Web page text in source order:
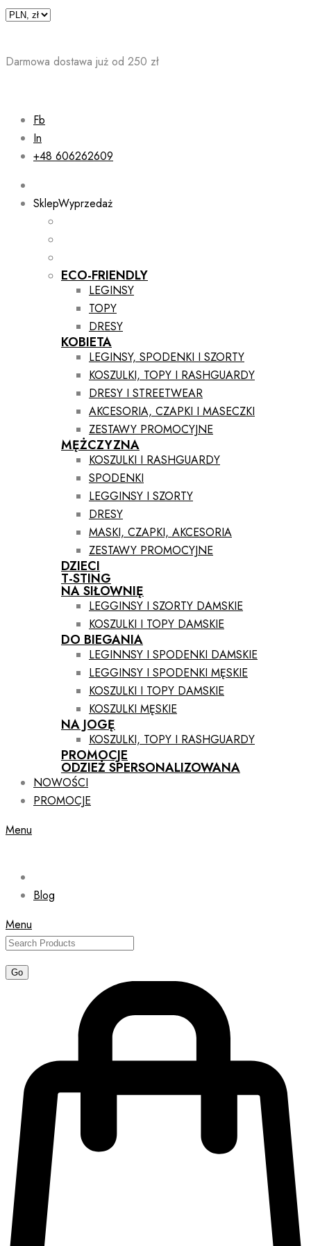
Skip
Darmowa dostawa już od 250 zł
Fb
In
+48 606262609
SklepWyprzedaż
ECO-FRIENDLY
LEGINSY
TOPY
DRESY
KOBIETA
LEGINSY, SPODENKI I SZORTY
KOSZULKI, TOPY I RASHGUARDY
DRESY I STREETWEAR
AKCESORIA, CZAPKI I MASECZKI
ZESTAWY PROMOCYJNE
MĘŻCZYZNA
KOSZULKI I RASHGUARDY
SPODENKI
LEGGINSY I SZORTY
DRESY
MASKI, CZAPKI, AKCESORIA
ZESTAWY PROMOCYJNE
DZIECI
T-STING
NA SIŁOWNIĘ
LEGGINSY I SZORTY DAMSKIE
KOSZULKI I TOPY DAMSKIE
DO BIEGANIA
LEGINNSY I SPODENKI DAMSKIE
LEGGINSY I SPODENKI MĘSKIE
KOSZULKI I TOPY DAMSKIE
KOSZULKI MĘSKIE
NA JOGĘ
KOSZULKI, TOPY I RASHGUARDY
PROMOCJE
ODZIEŻ SPERSONALIZOWANA
NOWOŚCI
PROMOCJE
Menu
Blog
Menu